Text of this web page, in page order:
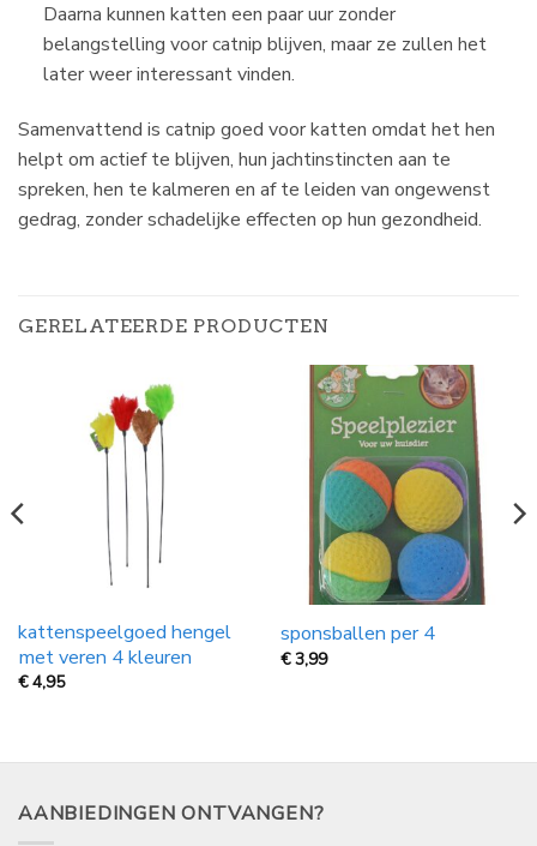
Daarna kunnen katten een paar uur zonder
belangstelling voor catnip blijven, maar ze zullen het
later weer interessant vinden.
Samenvattend is catnip goed voor katten omdat het hen
helpt om actief te blijven, hun jachtinstincten aan te
spreken, hen te kalmeren en af te leiden van ongewenst
gedrag, zonder schadelijke effecten op hun gezondheid.
GERELATEERDE PRODUCTEN
kattenspeelgoed hengel
met veren 4 kleuren
€4,95
sponsballen per 4
€3,99
AANBIEDINGEN ONTVANGEN?